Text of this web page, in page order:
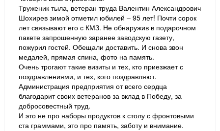
Труженик тыла, ветеран труда Валентин Александрович
Шохирев зимой отметил юбилей – 95 лет! Почти сорок
лет связывают его с КМЗ. Не обнаружив в подарочном
пакете запрошенную заранее заводскую газету,
пожурил гостей. Обещали доставить. И снова звон
медалей, прямая спина, фото на память.
Очень трогают такие визиты и тех, кто приезжает с
поздравлениями, и тех, кого поздравляют.
Администрация предприятия от всего сердца
благодарит своих ветеранов за вклад в Победу, за
добросовестный труд.
И это не про наборы продуктов к столу с фронтовыми
ста граммами, это про память, заботу и внимание.